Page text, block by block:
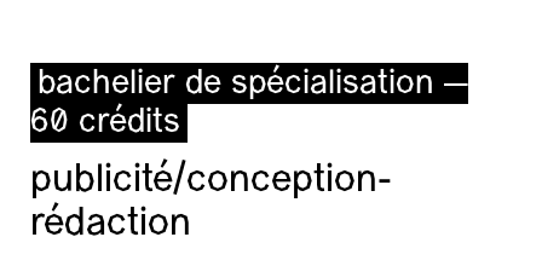
bachelier de spécialisation —
60 crédits
publicité/conception-
rédaction